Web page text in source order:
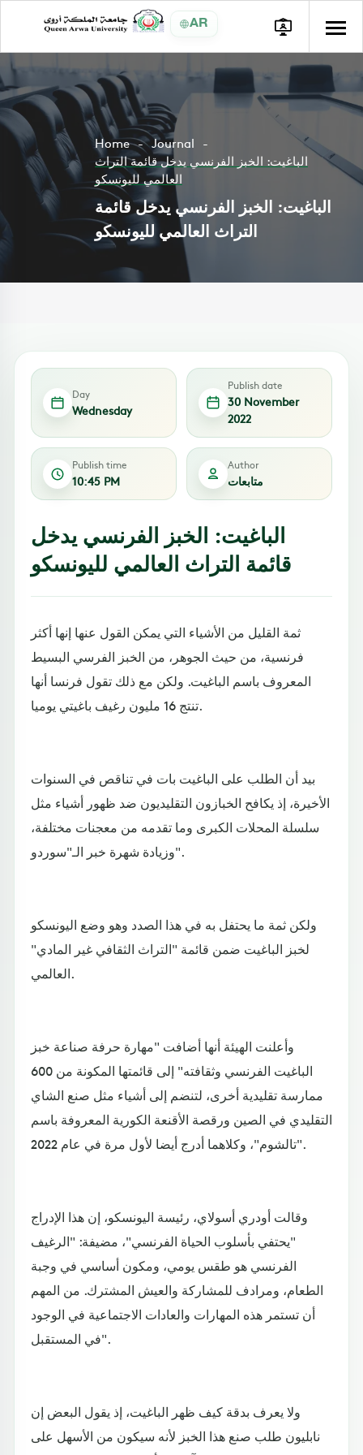
AR
Home
Journal
الباغيت: الخبز الفرنسي يدخل قائمة التراث
العالمي لليونسكو
الباغيت: الخبز الفرنسي يدخل قائمة
التراث العالمي لليونسكو
Day
Wednesday
Publish date
30 November
2022
Publish time
10:45 PM
Author
متابعات
الباغيت: الخبز الفرنسي يدخل
قائمة التراث العالمي لليونسكو
ثمة القليل من الأشياء التي يمكن القول عنها إنها أكثر
فرنسية، من حيث الجوهر، من الخبز الفرسي البسيط
المعروف باسم الباغيت. ولكن مع ذلك تقول فرنسا أنها
تنتج 16 مليون رغيف باغيتي يوميا.
بيد أن الطلب على الباغيت بات في تناقص في السنوات
الأخيرة، إذ يكافح الخبازون التقليديون ضد ظهور أشياء مثل
سلسلة المحلات الكبرى وما تقدمه من معجنات مختلفة،
وزيادة شهرة خبر الـ"سوردو".
ولكن ثمة ما يحتفل به في هذا الصدد وهو وضع اليونسكو
لخبز الباغيت ضمن قائمة "التراث الثقافي غير المادي"
العالمي.
وأعلنت الهيئة أنها أضافت "مهارة حرفة صناعة خبز
الباغيت الفرنسي وثقافته" إلى قائمتها المكونة من 600
ممارسة تقليدية أخرى، لتنضم إلى أشياء مثل صنع الشاي
التقليدي في الصين ورقصة الأقنعة الكورية المعروفة باسم
"تالشوم"، وكلاهما أدرج أيضا لأول مرة في عام 2022.
وقالت أودري أسولاي، رئيسة اليونسكو، إن هذا الإدراج
"يحتفي بأسلوب الحياة الفرنسي"، مضيفة: "الرغيف
الفرنسي هو طقس يومي، ومكون أساسي في وجبة
الطعام، ومرادف للمشاركة والعيش المشترك. من المهم
أن تستمر هذه المهارات والعادات الاجتماعية في الوجود
في المستقبل".
ولا يعرف بدقة كيف ظهر الباغيت، إذ يقول البعض إن
نابليون طلب صنع هذا الخبز لأنه سيكون من الأسهل على